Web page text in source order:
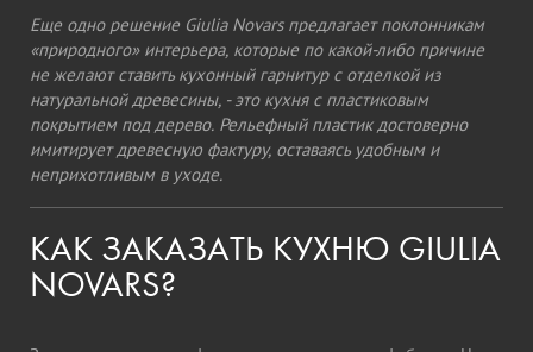
Еще одно решение Giulia Novars предлагает поклонникам
«природного» интерьера, которые по какой-либо причине
не желают ставить кухонный гарнитур с отделкой из
натуральной древесины, - это кухня с пластиковым
покрытием под дерево. Рельефный пластик достоверно
имитирует древесную фактуру, оставаясь удобным и
неприхотливым в уходе.
КАК ЗАКАЗАТЬ КУХНЮ GIULIA
NOVARS?